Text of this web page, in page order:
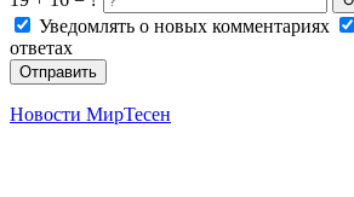
Уведомлять о новых комментариях
ответах
Отправить
Новости МирТесен